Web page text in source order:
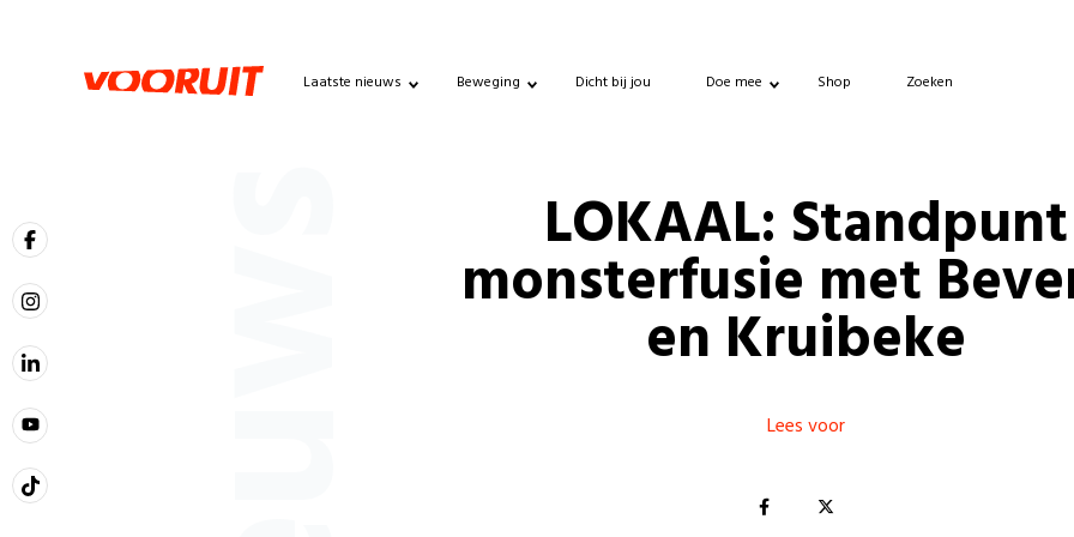
Laatste nieuws Beweging Dicht bij jou Doe mee Shop Zoeken
LOKAAL: Standpunt
monsterfusie met
en Kruibeke
Lees voor